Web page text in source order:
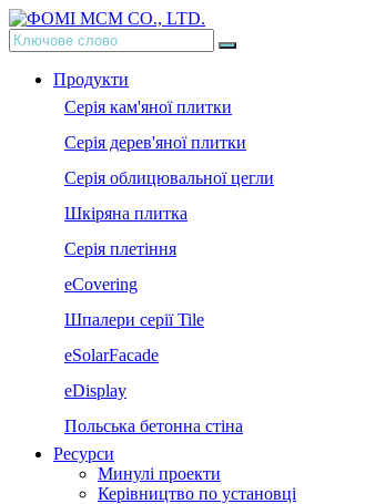
Продукти
Серія кам'яної плитки
Серія дерев'яної плитки
Серія облицювальної цегли
Шкіряна плитка
Серія плетіння
eCovering
Шпалери серії Tile
eSolarFacade
eDisplay
Польська бетонна стіна
Ресурси
Минулі проекти
Керівництво по установці